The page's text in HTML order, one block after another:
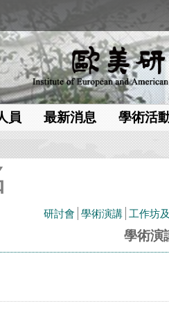
員 最新消息 學術活
研討會 學術演講 工作坊
學術演